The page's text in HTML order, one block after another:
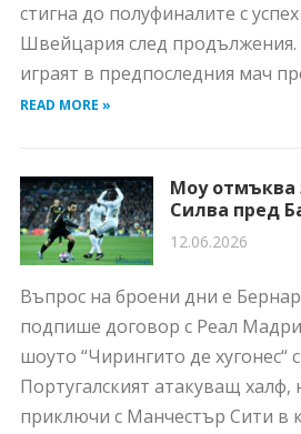
стигна до полуфиналите с
Швейцария след
играят в предпоследния мач
READ MORE »
Моу отмъква
Силва пред
12.06.2026
Въпрос на броени дни е
подпише договор с Реал
шоуто “Чирингито де хугонес“
Португалският атакуващ халф,
приключи с Манчестър Сити в